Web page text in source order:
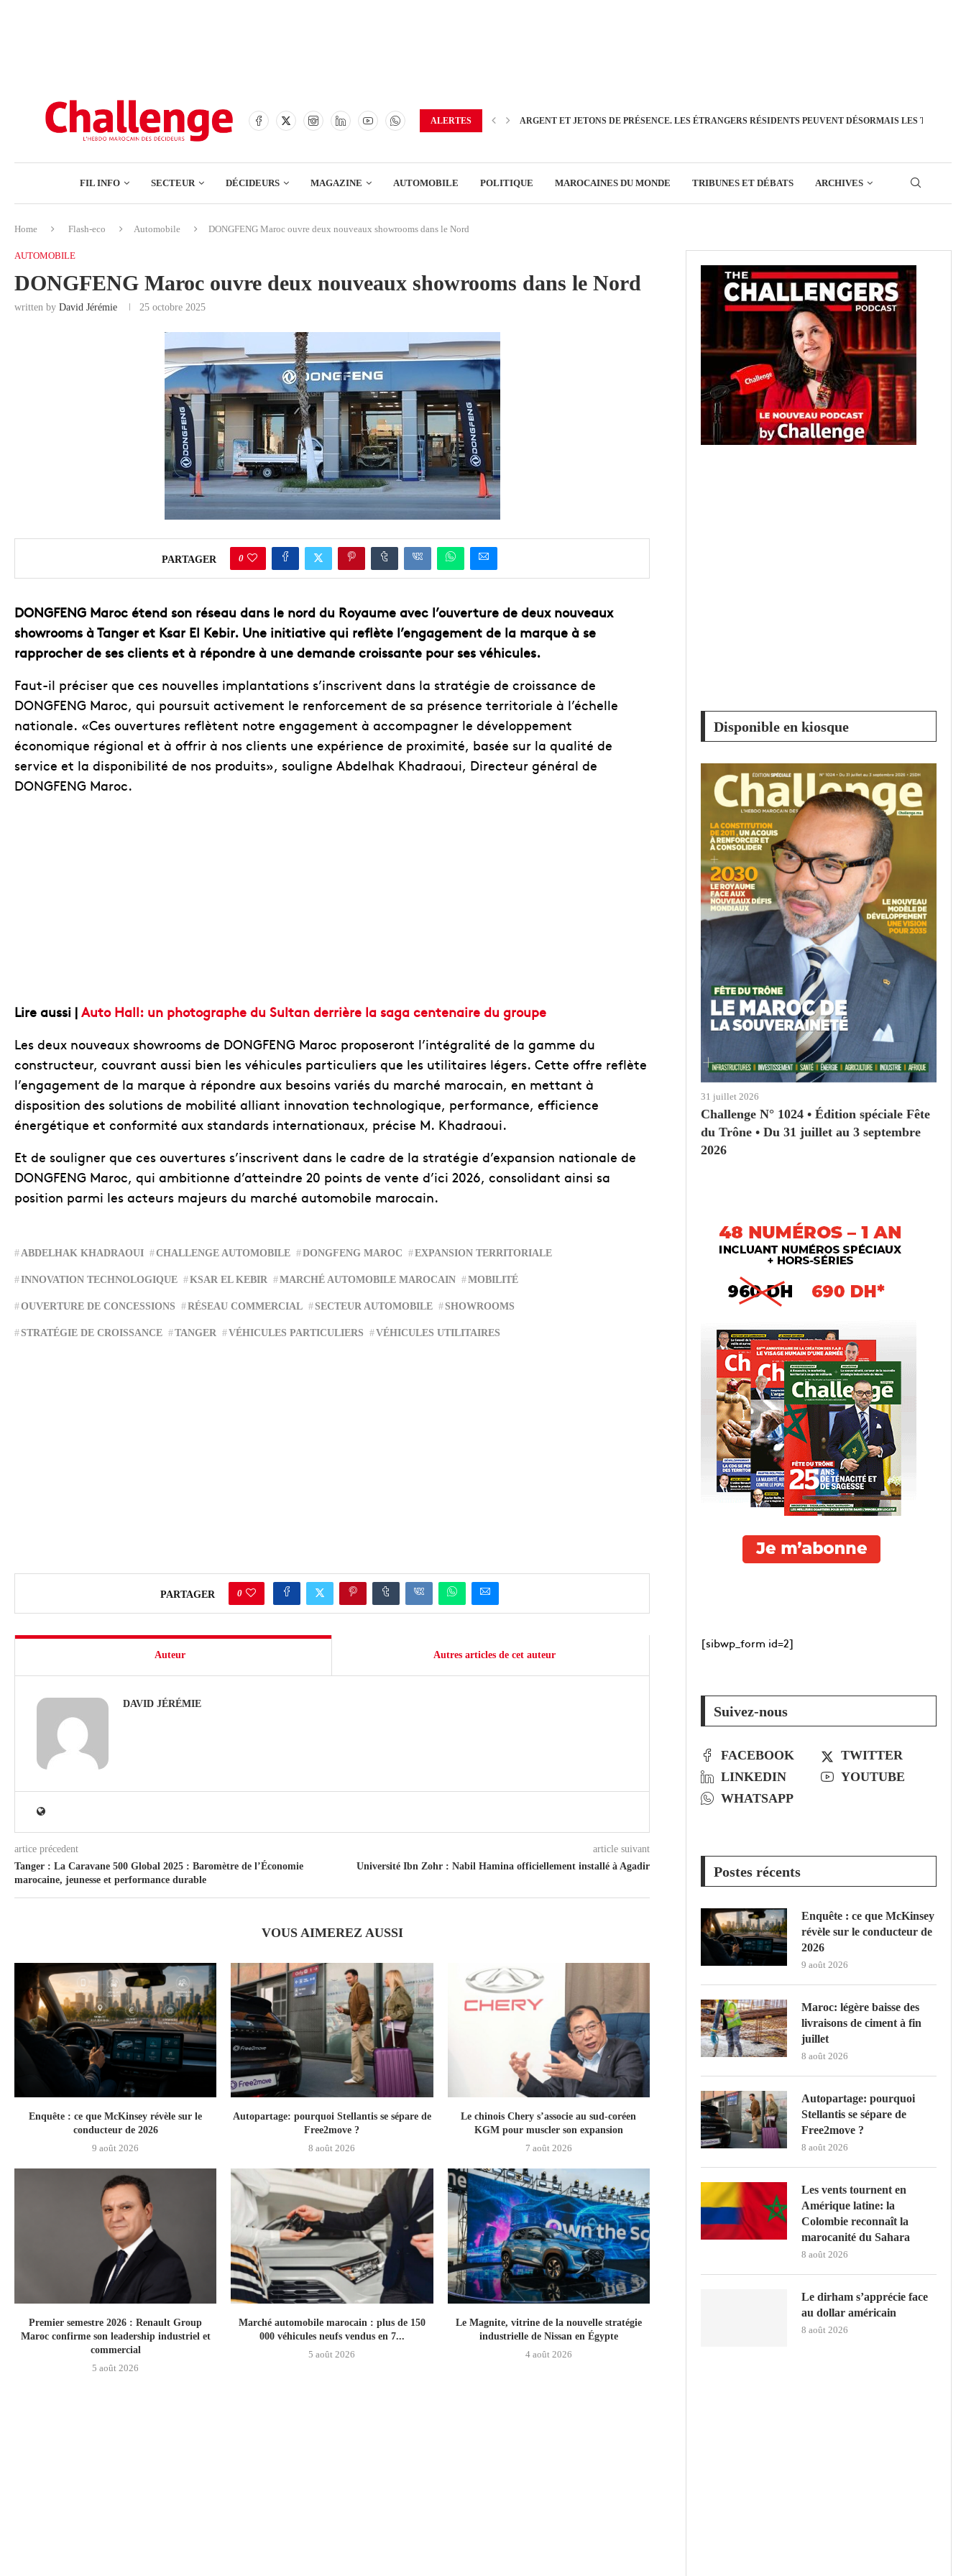
COMMERCE
ENSEIGNEMENT
ALERTES ARGENT ET JETONS DE PRÉSENCE. LES ÉTRANGERS RÉSIDENTS PEUVENT DÉSORMAIS LES
FIL INFO SECTEUR
BOURSE IMMOBILIER
EDUCATION
ENSEIGNEMENT
DÉCIDEURS MAGAZINE AUTOMOBILE POLITIQUE MAROCAINES DU MONDE TRIBUNES ET DÉBATS ARCHIVES
Home Flash-eco Automobile DONGFENG Maroc ouvre deux nouveaux showrooms dans le Nord
AUTOMOBILE
DONGFENG Maroc ouvre deux nouveaux showrooms dans le Nord
written by David Jérémie 25 octobre 2025
PARTAGER 0
DONGFENG Maroc étend son réseau dans le nord du Royaume avec l’ouverture de deux nouveaux
showrooms à Tanger et Ksar El Kebir. Une initiative qui reflète l’engagement de la marque à se
rapprocher de ses clients et à répondre à une demande croissante pour ses véhicules.
Faut-il préciser que ces nouvelles implantations s’inscrivent dans la stratégie de croissance de
DONGFENG Maroc, qui poursuit activement le renforcement de sa présence territoriale à l’échelle
nationale. «Ces ouvertures reflètent notre engagement à accompagner le développement
économique régional et à offrir à nos clients une expérience de proximité, basée sur la qualité de
service et la disponibilité de nos produits», souligne Abdelhak Khadraoui, Directeur général de
DONGFENG Maroc.
Lire aussi | Auto Hall: un photographe du Sultan derrière la saga centenaire du groupe
Les deux nouveaux showrooms de DONGFENG Maroc proposeront l’intégralité de la gamme du
constructeur, couvrant aussi bien les véhicules particuliers que les utilitaires légers. Cette offre reflète
l’engagement de la marque à répondre aux besoins variés du marché marocain, en mettant à
disposition des solutions de mobilité alliant innovation technologique, performance, efficience
énergétique et conformité aux standards internationaux, précise M. Khadraoui.
Et de souligner que ces ouvertures s’inscrivent dans le cadre de la stratégie d’expansion nationale de
DONGFENG Maroc, qui ambitionne d’atteindre 20 points de vente d’ici 2026, consolidant ainsi sa
position parmi les acteurs majeurs du marché automobile marocain.
ABDELHAK KHADRAOUI CHALLENGE AUTOMOBILE DONGFENG MAROC EXPANSION TERRITORIALE
INNOVATION TECHNOLOGIQUE KSAR EL KEBIR MARCHÉ AUTOMOBILE MAROCAIN MOBILITÉ
OUVERTURE DE CONCESSIONS RÉSEAU COMMERCIAL SECTEUR AUTOMOBILE SHOWROOMS
STRATÉGIE DE CROISSANCE TANGER VÉHICULES PARTICULIERS VÉHICULES UTILITAIRES
PARTAGER 0
Auteur Autres articles de cet auteur
DAVID JÉRÉMIE
artice précedent
Tanger : La Caravane 500 Global 2025 : Baromètre de l’Économie
marocaine, jeunesse et performance durable
article suivant
Université Ibn Zohr : Nabil Hamina officiellement installé à Agadir
VOUS AIMEREZ AUSSI
Enquête : ce que McKinsey révèle sur le
conducteur de 2026
9 août 2026
Autopartage: pourquoi Stellantis se sépare de
Free2move ?
8 août 2026
Le chinois Chery s’associe au sud‑coréen
KGM pour muscler son expansion
7 août 2026
Premier semestre 2026 : Renault Group
Maroc confirme son leadership industriel et
commercial
5 août 2026
Marché automobile marocain : plus de 150
000 véhicules neufs vendus en 7...
5 août 2026
Le Magnite, vitrine de la nouvelle stratégie
industrielle de Nissan en Égypte
4 août 2026
Disponible en kiosque
31 juillet 2026
Challenge N° 1024 • Édition spéciale Fête
du Trône • Du 31 juillet au 3 septembre
2026
[sibwp_form id=2]
Suivez-nous
FACEBOOK
TWITTER
LINKEDIN
YOUTUBE
WHATSAPP
Postes récents
Enquête : ce que McKinsey
révèle sur le conducteur de
2026
9 août 2026
Maroc: légère baisse des
livraisons de ciment à fin
juillet
8 août 2026
Autopartage: pourquoi
Stellantis se sépare de
Free2move ?
8 août 2026
Les vents tournent en
Amérique latine: la
Colombie reconnaît la
marocanité du Sahara
8 août 2026
Le dirham s’apprécie face
au dollar américain
8 août 2026